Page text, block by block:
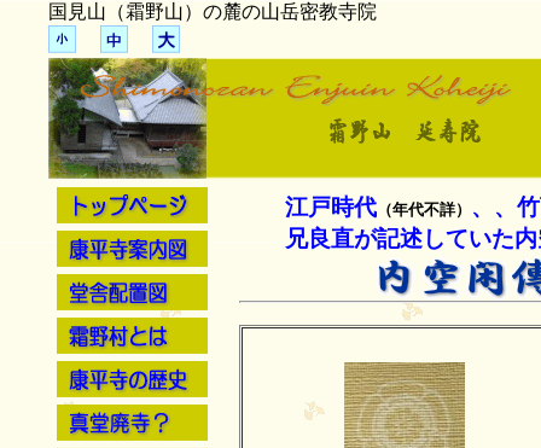
国見山（霜野山）の麓の
江戸時代 （年代不詳）
、、
兄良直が記述していた内